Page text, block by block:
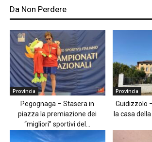
Da Non Perdere
Provincia
Pegognaga – Stasera in
piazza la premiazione dei
“migliori” sportivi del...
Provincia
Guidizzolo
la casa